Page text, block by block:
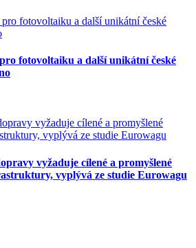
fotovoltaiku a další unikátní české
vyžaduje cílené a promyšlené
vyplývá ze studie Eurowagu